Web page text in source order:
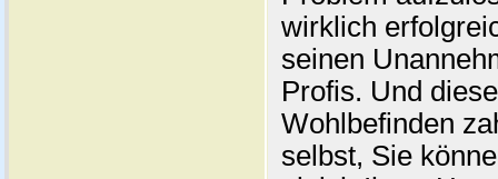
wirklich
seinen
Profis. Und
Wohlbefinden
selbst, Sie